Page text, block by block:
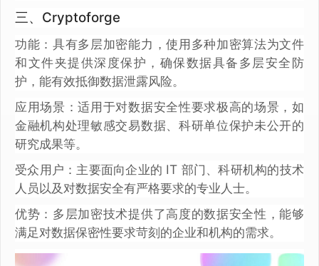
三、Cryptoforge
功能：具有多层加密能力，使用多种加密算法为文件
和文件夹提供深度保护，确保数据具备多层安全防
护，能有效抵御数据泄露风险。
应用场景：适用于对数据安全性要求极高的场景，如
金融机构处理敏感交易数据、科研单位保护未公开的
研究成果等。
受众用户：主要面向企业的 IT 部门、科研机构的技术
人员以及对数据安全有严格要求的专业人士。
优势：多层加密技术提供了高度的数据安全性，能够
满足对数据保密性要求苛刻的企业和机构的需求。